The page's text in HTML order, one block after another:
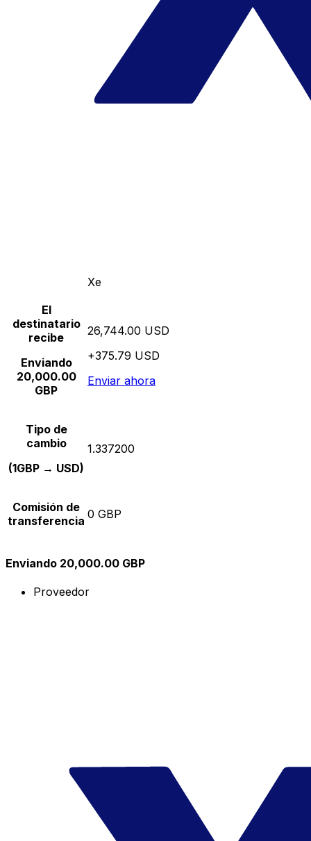
Xe
El
destinatario
recibe
Enviando
20,000.00
GBP
26,744.00 USD
+375.79 USD
Enviar ahora
Tipo de
cambio
(1GBP → USD)
1.337200
Comisión de
transferencia 0 GBP
Enviando 20,000.00 GBP
Proveedor